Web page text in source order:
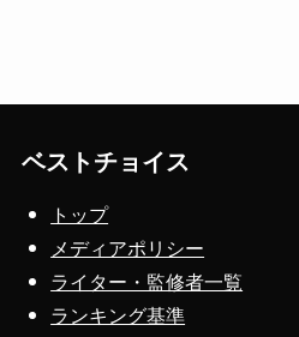
ベストチョイス
トップ
メディアポリシー
ライター・監修者一覧
ランキング基準